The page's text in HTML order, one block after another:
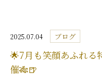
2025.07.04 ブログ
🌟7月も笑顔あふれる
催🎋🍺